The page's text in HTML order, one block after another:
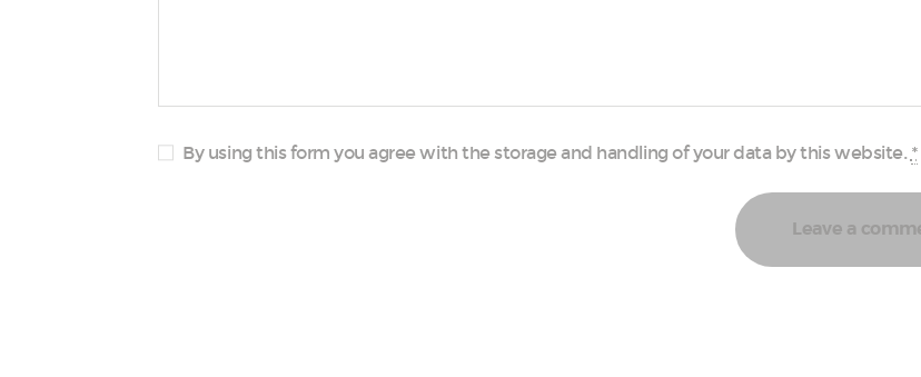
By using this form you agree with the storage and handling of your data by this website. *